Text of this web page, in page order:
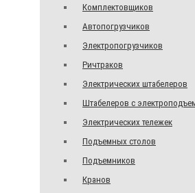
Комплектовщиков
Автопогрузчиков
Электропогрузчиков
Ричтраков
Электрических штабелеров
Штабелеров с
Электрических тележек
Подъемных столов
Подъемников
Кранов